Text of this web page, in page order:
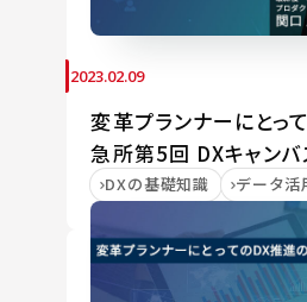
2023.02.09
変革プランナーにとっ
急所第5回 DXキャンバ
DXの基礎知識 データ活